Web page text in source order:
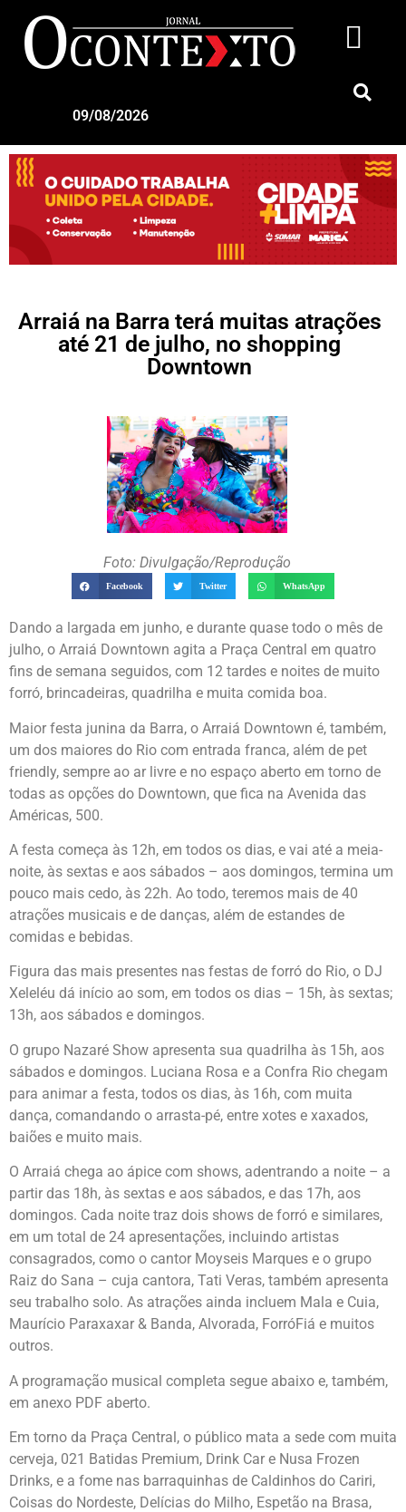
09/08/2026
Arraiá na Barra terá muitas atrações
até 21 de julho, no shopping
Downtown
Foto: Divulgação/Reprodução
Facebook Twitter WhatsApp
Dando a largada em junho, e durante quase todo o mês de
julho, o Arraiá Downtown agita a Praça Central em quatro
fins de semana seguidos, com 12 tardes e noites de muito
forró, brincadeiras, quadrilha e muita comida boa.
Maior festa junina da Barra, o Arraiá Downtown é, também,
um dos maiores do Rio com entrada franca, além de pet
friendly, sempre ao ar livre e no espaço aberto em torno de
todas as opções do Downtown, que fica na Avenida das
Américas, 500.
A festa começa às 12h, em todos os dias, e vai até a meia-
noite, às sextas e aos sábados – aos domingos, termina um
pouco mais cedo, às 22h. Ao todo, teremos mais de 40
atrações musicais e de danças, além de estandes de
comidas e bebidas.
Figura das mais presentes nas festas de forró do Rio, o DJ
Xeleléu dá início ao som, em todos os dias – 15h, às sextas;
13h, aos sábados e domingos.
O grupo Nazaré Show apresenta sua quadrilha às 15h, aos
sábados e domingos. Luciana Rosa e a Confra Rio chegam
para animar a festa, todos os dias, às 16h, com muita
dança, comandando o arrasta-pé, entre xotes e xaxados,
baiões e muito mais.
O Arraiá chega ao ápice com shows, adentrando a noite – a
partir das 18h, às sextas e aos sábados, e das 17h, aos
domingos. Cada noite traz dois shows de forró e similares,
em um total de 24 apresentações, incluindo artistas
consagrados, como o cantor Moyseis Marques e o grupo
Raiz do Sana – cuja cantora, Tati Veras, também apresenta
seu trabalho solo. As atrações ainda incluem Mala e Cuia,
Maurício Paraxaxar & Banda, Alvorada, ForróFiá e muitos
outros.
A programação musical completa segue abaixo e, também,
em anexo PDF aberto.
Em torno da Praça Central, o público mata a sede com muita
cerveja, 021 Batidas Premium, Drink Car e Nusa Frozen
Drinks, e a fome nas barraquinhas de Caldinhos do Cariri,
Coisas do Nordeste, Delícias do Milho, Espetão na Brasa,